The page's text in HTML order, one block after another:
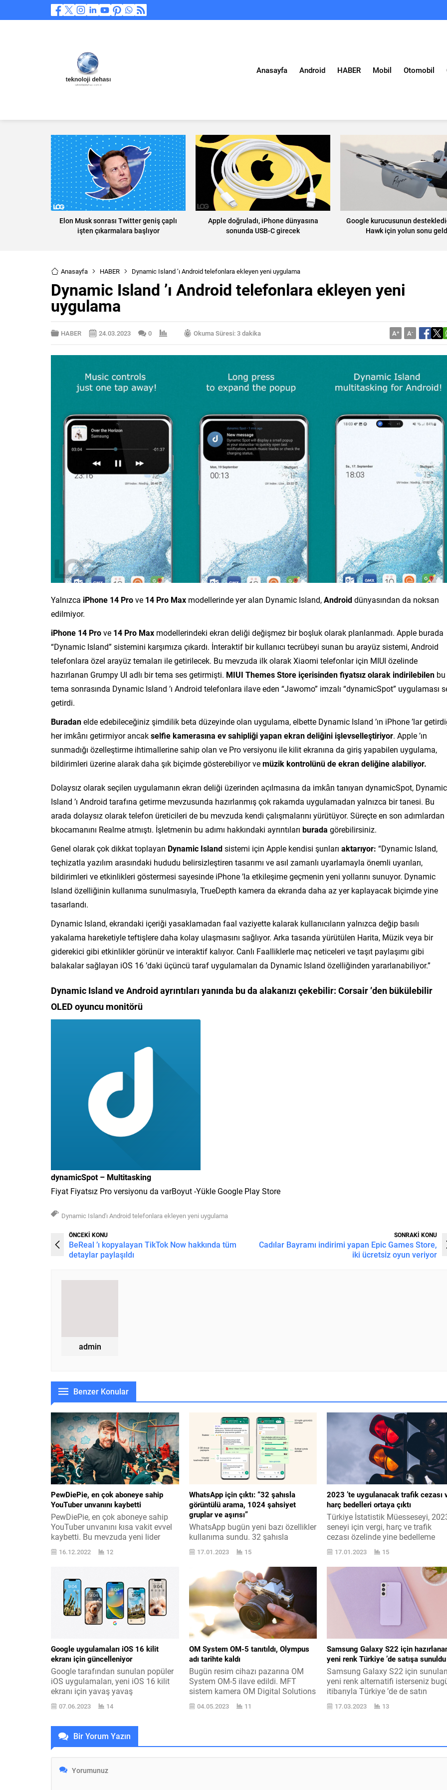
Anasayfa Android HABER Mobil Otomobil
Elon Musk sonrası Twitter geniş çaplı
işten çıkarmalara başlıyor
Apple doğruladı, iPhone dünyasına
sonunda USB-C girecek
Google kurucusunun
Hawk için yolun sonu
Anasayfa HABER Dynamic Island ’ı Android telefonlara ekleyen yeni uygulama
Dynamic Island ’ı Android telefonlara ekleyen yeni
uygulama
HABER 24.03.2023 0 Okuma Süresi: 3 dakika A+ A-
Yalnızca iPhone 14 Prove 14 Pro Max modellerinde yer alan Dynamic Island,Androiddünyasından da noksan
edilmiyor.
iPhone 14 Prove 14 Pro Max modellerindeki ekran deliği değişmez bir boşluk olarak planlanmadı. Apple burada
“Dynamic Island” sistemini karşımıza çıkardı. İnteraktif bir kullanıcı tecrübeyi sunan bu arayüz sistemi, Android
telefonlara özel arayüz temaları ile getirilecek. Bu mevzuda ilk olarak Xiaomi telefonlar için MIUI özelinde
hazırlanan Grumpy UI adlı bir tema ses getirmişti. MIUI Themes Store içerisinden fiyatsız olarak indirilebilen bu
tema sonrasında Dynamic Island ’ı Android telefonlara ilave eden “Jawomo” imzalı “dynamicSpot” uygulaması
getirdi.
Buradanelde edebileceğiniz şimdilik beta düzeyinde olan uygulama, elbette Dynamic Island ’ın iPhone ’lar
her imkânı getirmiyor ancakselfie kamerasına ev sahipliği yapan ekran deliğini işlevselleştiriyor. Apple ’ın
sunmadığı özelleştirme ihtimallerine sahip olan ve Pro versiyonu ile kilit ekranına da giriş yapabilen uygulama,
bildirimleri üzerine alarak daha şık biçimde gösterebiliyor vemüzik kontrolünü de ekran deliğine alabiliyor.
Dolaysız olarak seçilen uygulamanın ekran deliği üzerinden açılmasına da imkân tanıyan dynamicSpot, Dynamic
Island ’ı Android tarafına getirme mevzusunda hazırlanmış çok rakamda uygulamadan yalnızca bir tanesi. Bu
arada dolaysız olarak telefon üreticileri de bu mevzuda kendi çalışmalarını yürütüyor. Süreçte en son adımlardan
bkocamanını Realme atmıştı. İşletmenin bu adımı hakkındaki ayrıntıları burada görebilirsiniz.
Genel olarak çok dikkat toplayan Dynamic Islandsistemi için Apple kendisi şunları aktarıyor: “Dynamic Island,
teçhizatla yazılım arasındaki hududu belirsizleştiren tasarımı ve asıl zamanlı uyarlamayla önemli uyarıları,
bildirimleri ve etkinlikleri göstermesi sayesinde iPhone ’la etkileşime geçmenin yeni yollarını sunuyor. Dynamic
Island özelliğinin kullanıma sunulmasıyla, TrueDepth kamera da ekranda daha az yer kaplayacak biçimde yine
tasarlandı.
Dynamic Island, ekrandaki içeriği yasaklamadan faal vaziyette kalarak kullanıcıların yalnızca değip basılı
yakalama hareketiyle teftişlere daha kolay ulaşmasını sağlıyor. Arka tasarıda yürütülen Harita, Müzik veya bir
giderekici gibi etkinlikler görünür ve interaktif kalıyor. Canlı Faalliklerle maç neticeleri ve taşıt paylaşımı gibi
balakalar sağlayan iOS 16 ’daki üçüncü taraf uygulamaları da Dynamic Island özelliğinden yararlanabiliyor.”
Dynamic Island ve Android ayrıntıları yanında bu da alakanızı çekebilir: Corsair ’den bükülebilir
OLED oyuncu monitörü
dynamicSpot – Multitasking
Fiyat Fiyatsız Pro versiyonu da varBoyut -Yükle Google Play Store
Dynamic Island'ı Android telefonlara ekleyen yeni uygulama
ÖNCEKİ KONU
BeReal ’ı kopyalayan TikTok Now hakkında tüm
detaylar paylaşıldı
SONRAKİ KONU
Cadılar Bayramı indirimi yapan Epic Games Store,
iki ücretsiz oyun veriyor
admin
Benzer Konular
PewDiePie, en çok aboneye sahip
YouTuber unvanını kaybetti
PewDiePie, en çok aboneye sahip
YouTuber unvanını kısa vakit evvel
kaybetti. Bu mevzuda yeni lider
MrBeast oldu. MrBeast, şahsi
kanallar arasında bir ilke imzalaydı
geride bıraktı. 111 milyondaki
PewDiePie ile arasındaki fark şu an
çok az olan ancak bu kesintisiz
olarak artan reel ismiyle Jimmy
Donaldson,...
16.12.2022 12
WhatsApp için çıktı: “32 şahısla
görüntülü arama, 1024 şahsiyet
gruplar ve aşırısı”
WhatsApp bugün yeni bazı özellikler
kullanıma sundu. 32 şahısla
görüntülü arama, 1024 şahsiyet
gruplar ve aşırısı geldi. Ayrıntılarına
burada yer verdiğimiz Topluluklar
altyapısı ile beraber gelen özellikler
için işletme şunları aktardı: “Bugün
kullanıcıların merakla bilave ettiğini
düşündüğümüz üç özelliği daha
yayınlıyoruz; sohbet içi anketler
oluşturma, 32 şahısla görüntülü
arama ve...
17.01.2023 15
2023 ’te uygulanacak trafik cezası
harç bedelleri ortaya çıktı
Türkiye İstatistik Müesseseyi,
seneyi için vergi, harç ve trafik
cezası özelinde yine bedelleme
oranına temel olan bilgiyi açıkladı.
Dünya ’nın haberine göre Türkiye
İstatistik Müesseseyi, 2023 seneyi
vergi, harç ve cezalara
üzere 2022 senesine ait yine
bedelleme oranına temel olan
açıkladı. Ekim ayında Yurt İçi Üretici
Maliyet...
17.01.2023 15
Google uygulamaları iOS 16 kilit
ekranı için güncelleniyor
Google tarafından sunulan popüler
iOS uygulamaları, yeni iOS 16 kilit
ekranı için yavaş yavaş
aktüelleniyor. Tüm ayrıntılarına
burada yer verdiğimiz iOS 16 işletim
kullanıcısı tarafından etkin olarak
kullanılıyor. Bu işletim sisteminin en
büyük yeniliği getirdiği aktüellenen
ve özelleştirilebilir hale getirilen
07.06.2023 14
OM System OM-5 tanıtıldı, Olympus
adı tarihte kaldı
Bugün resim cihazı pazarına OM
System OM-5 ilave edildi. MFT
sistem kamera OM Digital Solutions
imzalı ilk alternatif. Olympus, resim
cihazı dünyasının en daha önceki
04.05.2023 11
Samsung Galaxy S22 için
yeni renk Türkiye ’de satışa sunuldu
Samsung Galaxy S22 için sunulan
yeni renk alternatifi isterseniz
itibarıyla Türkiye ’de de satın
alınabiliyor. “Bora Purple” ismi
verilen sarih mor renk alternatifi
17.03.2023 13
Bir Yorum Yazın